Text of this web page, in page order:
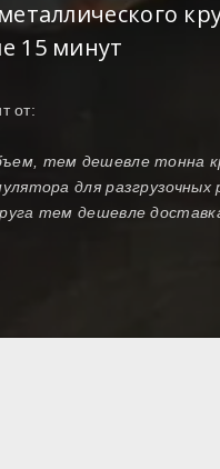
15 минут
от:
тем дешевле тонна
для разгрузочных
тем дешевле